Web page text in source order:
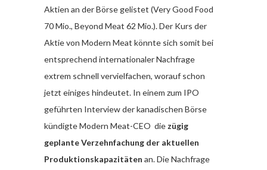
Aktien an der Börse gelistet (Very Good Food
70 Mio., Beyond Meat 62 Mio.). Der Kurs der
Aktie von Modern Meat könnte sich somit bei
entsprechend internationaler Nachfrage
extrem schnell vervielfachen, worauf schon
jetzt einiges hindeutet. In einem zum IPO
geführten Interview der kanadischen Börse
kündigte Modern Meat-CEO diezügig
geplante Verzehnfachung der aktuellen
Produktionskapazitäten an. Die Nachfrage